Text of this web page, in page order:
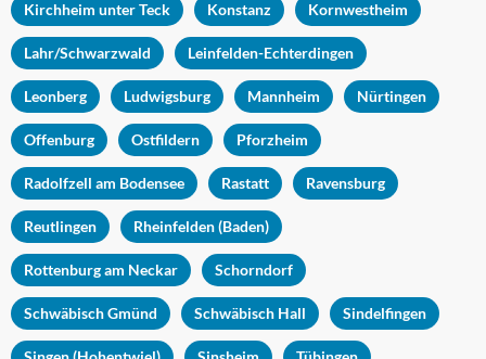
Kirchheim unter Teck Konstanz Kornwestheim
Lahr/Schwarzwald Leinfelden-Echterdingen
Leonberg Ludwigsburg Mannheim Nürtingen
Offenburg Ostfildern Pforzheim
Radolfzell am Bodensee Rastatt Ravensburg
Reutlingen Rheinfelden (Baden)
Rottenburg am Neckar Schorndorf
Schwäbisch Gmünd Schwäbisch Hall Sindelfingen